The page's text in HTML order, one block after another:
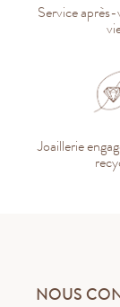
Service
Joaillerie
NOUS